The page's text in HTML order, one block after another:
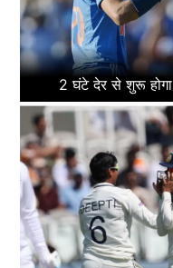
2 घंटे देर से शुरू